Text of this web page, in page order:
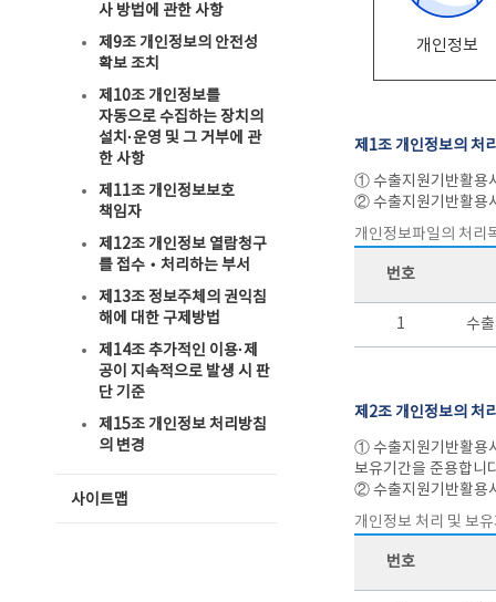
사 방법에 관한 사항
제9조 개인정보의 안전성
확보 조치
제10조 개인정보를
자동으로 수집하는 장치의
설치·운영 및 그 거부에 관
한 사항
제11조 개인정보보호
책임자
제12조 개인정보 열람청구
를 접수‧처리하는 부서
제13조 정보주체의 권익침
해에 대한 구제방법
제14조 추가적인 이용·제
공이 지속적으로 발생 시 판
단 기준
제15조 개인정보 처리방침
의 변경
사이트맵
개인정보
제1조 개인정보의 처
① 수출지원기반활용
② 수출지원기반활용
개인정보파일의 처리
번호
1 수
제2조 개인정보의 처
① 수출지원기반활용
보유기간을 준용합니
② 수출지원기반활용
개인정보 처리 및 보
번호